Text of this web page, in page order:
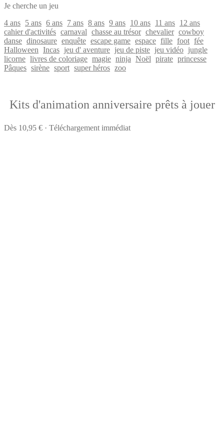
Je cherche un jeu
4 ans 5 ans 6 ans 7 ans 8 ans 9 ans 10 ans 11 ans 12 ans
cahier d'activités carnaval chasse au trésor chevalier cowboy
danse dinosaure enquête escape game espace fille foot fée
Halloween Incas jeu d' aventure jeu de piste jeu vidéo jungle
licorne livres de coloriage magie ninja Noël pirate princesse
Pâques sirène sport super héros zoo
Kits d'animation anniversaire prêts à jouer
Dès 10,95 € · Téléchargement immédiat